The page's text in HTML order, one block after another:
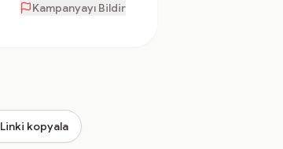
Kampanyayı Bildir
Linki kopyala